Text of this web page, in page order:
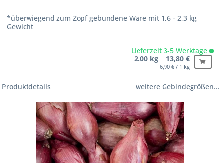
*überwiegend zum Zopf gebundene Ware mit 1,6 - 2,3 kg
Gewicht
Lieferzeit 3-5 Werktage
2.00 kg 13,80 €
6,90 € / 1 kg
Produktdetails weitere Gebindegrößen...